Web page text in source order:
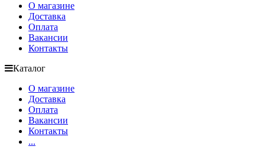
О магазине
Доставка
Оплата
Вакансии
Контакты
Каталог
О магазине
Доставка
Оплата
Вакансии
Контакты
...